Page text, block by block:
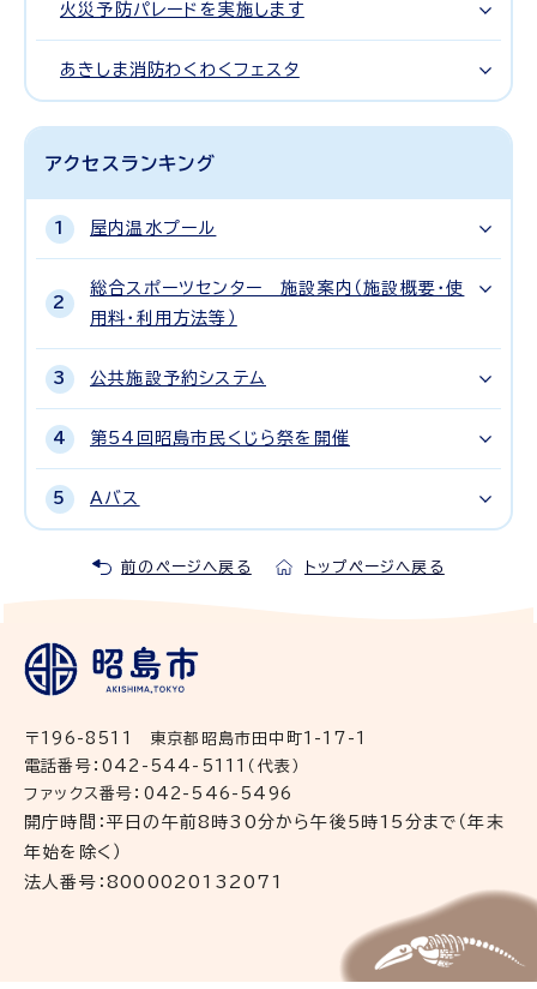
火災予防パレードを実施します
あきしま消防わくわくフェスタ
アクセスランキング
屋内温水プール
総合スポーツセンター 施設案内（施設概要・使
用料・利用方法等）
公共施設予約システム
第54回昭島市民くじら祭を開催
Aバス
前のページへ戻る トップページへ戻る
〒196-8511 東京都昭島市田中町1-17-1
電話番号：042-544-5111（代表）
ファックス番号：042-546-5496
開庁時間：平日の午前8時30分から午後5時15分まで（年末
年始を除く）
法人番号：8000020132071